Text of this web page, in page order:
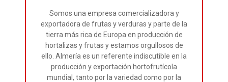
Somos una empresa comercializadora y
exportadora de frutas y verduras y parte de la
tierra más rica de Europa en producción de
hortalizas y frutas y estamos orgullosos de
ello. Almería es un referente indiscutible en la
producción y exportación hortofrutícola
mundial, tanto por la variedad como por la